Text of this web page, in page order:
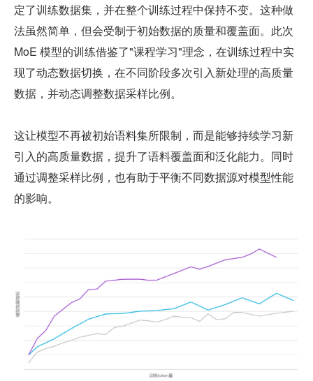
定了训练数据集，并在整个训练过程中保持不变。这种做
法虽然简单，但会受制于初始数据的质量和覆盖面。此次
MoE 模型的训练借鉴了"课程学习"理念，在训练过程中实
现了动态数据切换，在不同阶段多次引入新处理的高质量
数据，并动态调整数据采样比例。
这让模型不再被初始语料集所限制，而是能够持续学习新
引入的高质量数据，提升了语料覆盖面和泛化能力。同时
通过调整采样比例，也有助于平衡不同数据源对模型性能
的影响。